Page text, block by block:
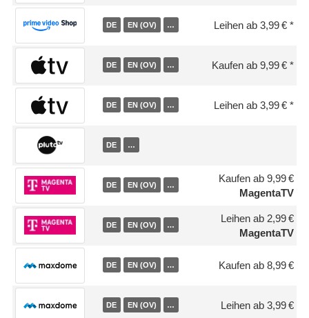
DE EN (OV) … Leihen ab 3,99 €
DE EN (OV) … Kaufen ab 9,99 €
DE EN (OV) … Leihen ab 3,99 €
DE …
DE EN (OV) …
Kaufen ab 9,99 €
MagentaTV
DE EN (OV) …
Leihen ab 2,99 €
MagentaTV
DE EN (OV) … Kaufen ab 8,99 €
DE EN (OV) … Leihen ab 3,99 €